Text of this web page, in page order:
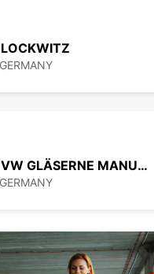
DRESDEN VW GLÄSERNE MANUFAKTUR (NUR RÜCKGABE)